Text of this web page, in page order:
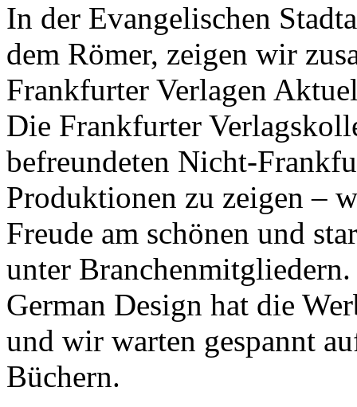
In der Evangelischen
dem Römer, zeigen wir
Frankfurter Verlagen
Die Frankfurter
befreundeten Nicht-
Produktionen zu zeigen –
Freude am schönen und
unter
German Design hat die
und wir warten gespannt
Büchern.